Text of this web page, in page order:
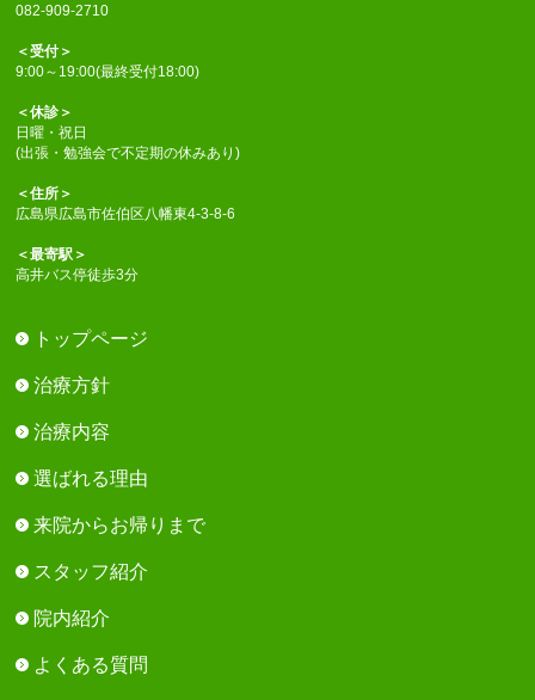
082-909-2710
＜受付＞
9:00～19:00(最終受付18:00)
＜休診＞
日曜・祝日
(出張・勉強会で不定期の休みあり)
＜住所＞
広島県広島市佐伯区八幡東4-3-8-6
＜最寄駅＞
高井バス停徒歩3分
トップページ
治療方針
治療内容
選ばれる理由
来院からお帰りまで
スタッフ紹介
院内紹介
よくある質問